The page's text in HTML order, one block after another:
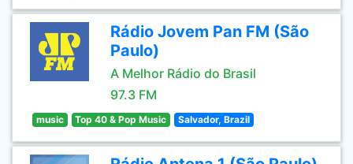
Rádio Jovem Pan FM (São
Paulo)
A Melhor Rádio do Brasil
97.3 FM
music Top 40 & Pop Music Salvador, Brazil